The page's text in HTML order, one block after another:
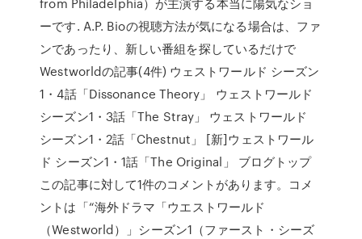
ーです. A.P. Bioの視聴方法が気になる場合は、ファ
ンであったり、新しい番組を探しているだけで
Westworldの記事(4件) ウェストワールド シーズン
1・4話「Dissonance Theory」 ウェストワールド
シーズン1・3話「The Stray」 ウェストワールド
シーズン1・2話「Chestnut」 [新]ウェストワール
ド シーズン1・1話「The Original」 ブログトップ
この記事に対して1件のコメントがあります。コメ
ントは「“海外ドラマ「ウエストワールド
（Westworld）」シーズン1（ファースト・シーズ